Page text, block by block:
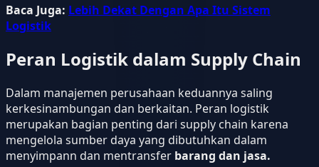
Baca Juga: Lebih Dekat Dengan Apa Itu Sistem
Logistik
Peran Logistik dalam Supply Chain
Dalam manajemen perusahaan keduannya saling
kerkesinambungan dan berkaitan. Peran logistik
merupakan bagian penting dari supply chain karena
mengelola sumber daya yang dibutuhkan dalam
menyimpann dan mentransfer barang dan jasa.